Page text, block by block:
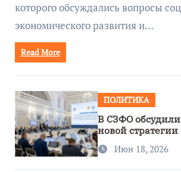
которого обсуждались вопросы
экономического развития и…
Read More
ПОЛИТИКА
В СЗФО
новой
Июн 18, 2026